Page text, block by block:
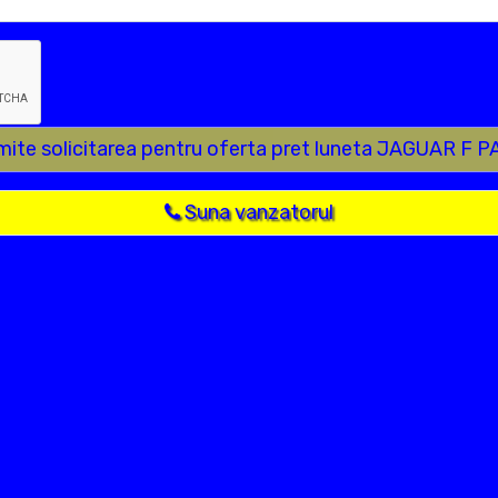
solicitarea pentru oferta pret luneta JAGUAR F
Suna vanzatorul